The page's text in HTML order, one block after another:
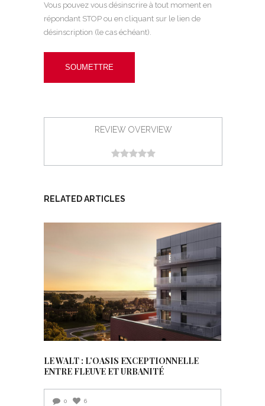
Vous pouvez vous désinscrire à tout moment en
répondant STOP ou en cliquant sur le lien de
désinscription (le cas échéant).
REVIEW OVERVIEW
RELATED ARTICLES
LE WALT : L’OASIS EXCEPTIONNELLE
ENTRE FLEUVE ET URBANITÉ
0 6